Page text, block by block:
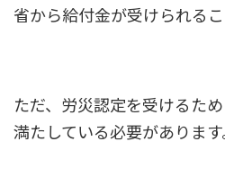
省から給付金が受けられるこ
ただ、労災認定を受けるた
満たしている必要があります